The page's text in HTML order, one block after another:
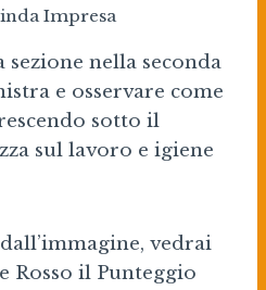
Impresa
nella seconda
e osservare come
sotto il
sul lavoro e igiene
vedrai
Rosso il Punteggio